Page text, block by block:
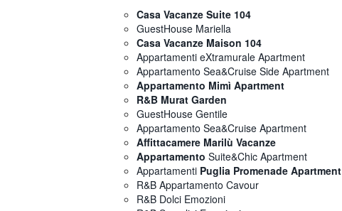
Casa Vacanze Suite 104
GuestHouse Mariella
Casa Vacanze Maison 104
Appartamenti eXtramurale Apartment
Appartamento Sea&Cruise Side Apartment
Appartamento Mimì Apartment
R&B Murat Garden
GuestHouse Gentile
Appartamento Sea&Cruise Apartment
Affittacamere Marilù Vacanze
Appartamento Suite&Chic Apartment
Appartamenti Puglia Promenade Apartment
R&B Appartamento Cavour
R&B Dolci Emozioni